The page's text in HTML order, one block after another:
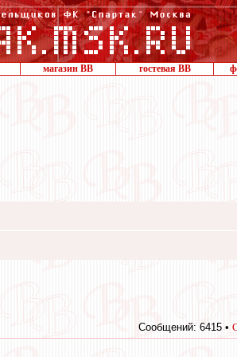
магазин ВВ гостевая ВВ
Сообщений: 6415 •